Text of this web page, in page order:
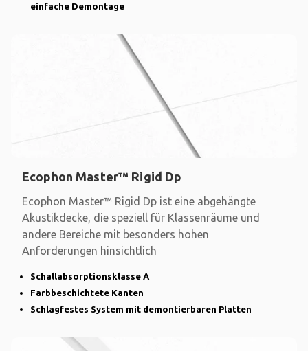
einfache Demontage
Ecophon Master™ Rigid Dp
Ecophon Master™ Rigid Dp ist eine abgehängte
Akustikdecke, die speziell für Klassenräume und
andere Bereiche mit besonders hohen
Anforderungen hinsichtlich
Schallabsorptionsklasse A
Farbbeschichtete Kanten
Schlagfestes System mit demontierbaren Platten